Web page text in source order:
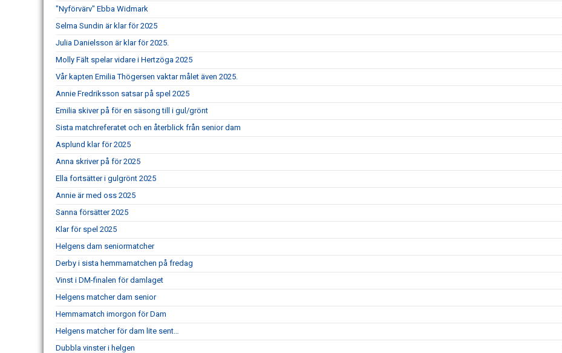
"Nyförvärv" Ebba Widmark
Selma Sundin är klar för 2025
Julia Danielsson är klar för 2025.
Molly Fält spelar vidare i Hertzöga 2025
Vår kapten Emilia Thögersen vaktar målet även 2025.
Annie Fredriksson satsar på spel 2025
Emilia skiver på för en säsong till i gul/grönt
Sista matchreferatet och en återblick från senior dam
Asplund klar för 2025
Anna skriver på för 2025
Ella fortsätter i gulgrönt 2025
Annie är med oss 2025
Sanna försätter 2025
Klar för spel 2025
Helgens dam seniormatcher
Derby i sista hemmamatchen på fredag
Vinst i DM-finalen för damlaget
Helgens matcher dam senior
Hemmamatch imorgon för Dam
Helgens matcher för dam lite sent…
Dubbla vinster i helgen